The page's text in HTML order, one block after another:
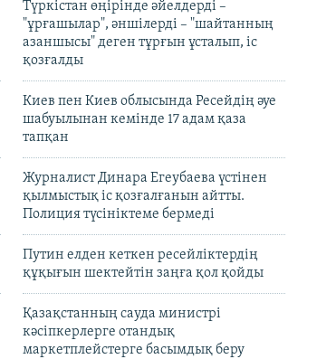
Түркістан өңірінде әйелдерді –
"ұрғашылар", әншілерді – "шайтанның
азаншысы" деген тұрғын ұсталып, іс
қозғалды
Киев пен Киев облысында Ресейдің әуе
шабуылынан кемінде 17 адам қаза
тапқан
Журналист Динара Егеубаева үстінен
қылмыстық іс қозғалғанын айтты.
Полиция түсініктеме бермеді
Путин елден кеткен ресейліктердің
құқығын шектейтін заңға қол қойды
Қазақстанның сауда министрі
кәсіпкерлерге отандық
маркетплейстерге басымдық беру